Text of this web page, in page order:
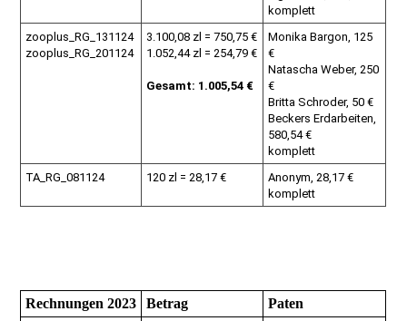
komplett
zooplus_RG_131124
zooplus_RG_201124
3.100,08 zl = 750,75 €
1.052,44 zl = 254,79 €
Gesamt: 1.005,54 €
Monika Bargon, 125
€
Natascha Weber, 250
€
Britta Schroder, 50 €
Beckers Erdarbeiten,
580,54 €
komplett
TA_RG_081124
120 zl = 28,17 €
Anonym, 28,17 €
komplett
Rechnungen 2023 Betrag
Paten